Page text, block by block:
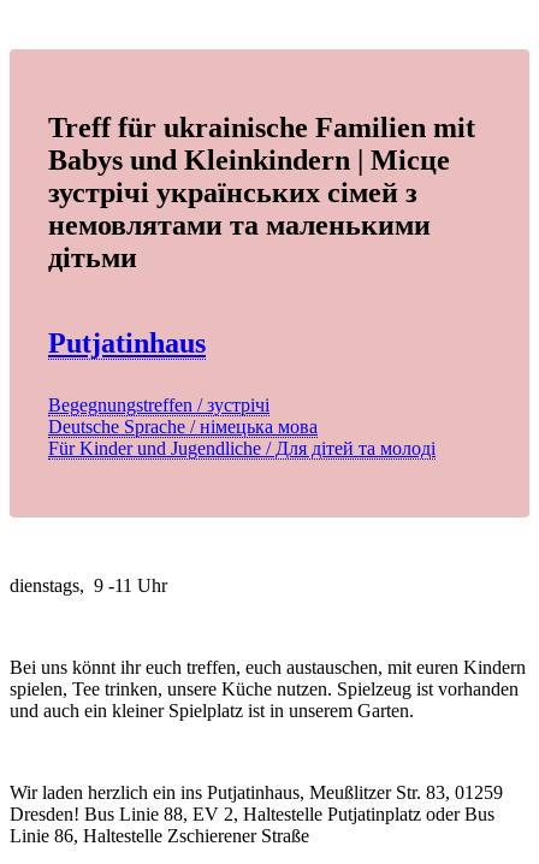
Treff für ukrainische Familien mit
Babys und Kleinkindern | Місце
зустрічі українських сімей з
немовлятами та маленькими
дітьми
Putjatinhaus
Begegnungstreffen / зустрічі
Deutsche Sprache / німецька мова
Für Kinder und Jugendliche / Для дітей та молоді
dienstags, 9 -11 Uhr
Bei uns könnt ihr euch treffen, euch austauschen, mit euren Kindern
spielen, Tee trinken, unsere Küche nutzen. Spielzeug ist vorhanden
und auch ein kleiner Spielplatz ist in unserem Garten.
Wir laden herzlich ein ins Putjatinhaus, Meußlitzer Str. 83, 01259
Dresden! Bus Linie 88, EV 2, Haltestelle Putjatinplatz oder Bus
Linie 86, Haltestelle Zschierener Straße